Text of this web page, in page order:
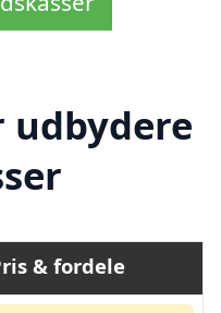
udbydere
& fordele